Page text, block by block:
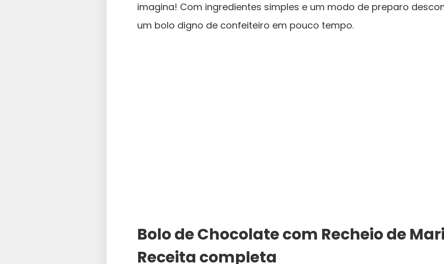
imagina! Com ingredientes simples e um modo de preparo
um bolo digno de confeiteiro em pouco tempo.
Bolo de Chocolate com Recheio de
Receita completa